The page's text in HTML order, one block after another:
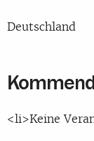
Deutschland
<li>Keine